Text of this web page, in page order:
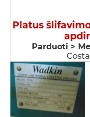
Platus
Parduoti >